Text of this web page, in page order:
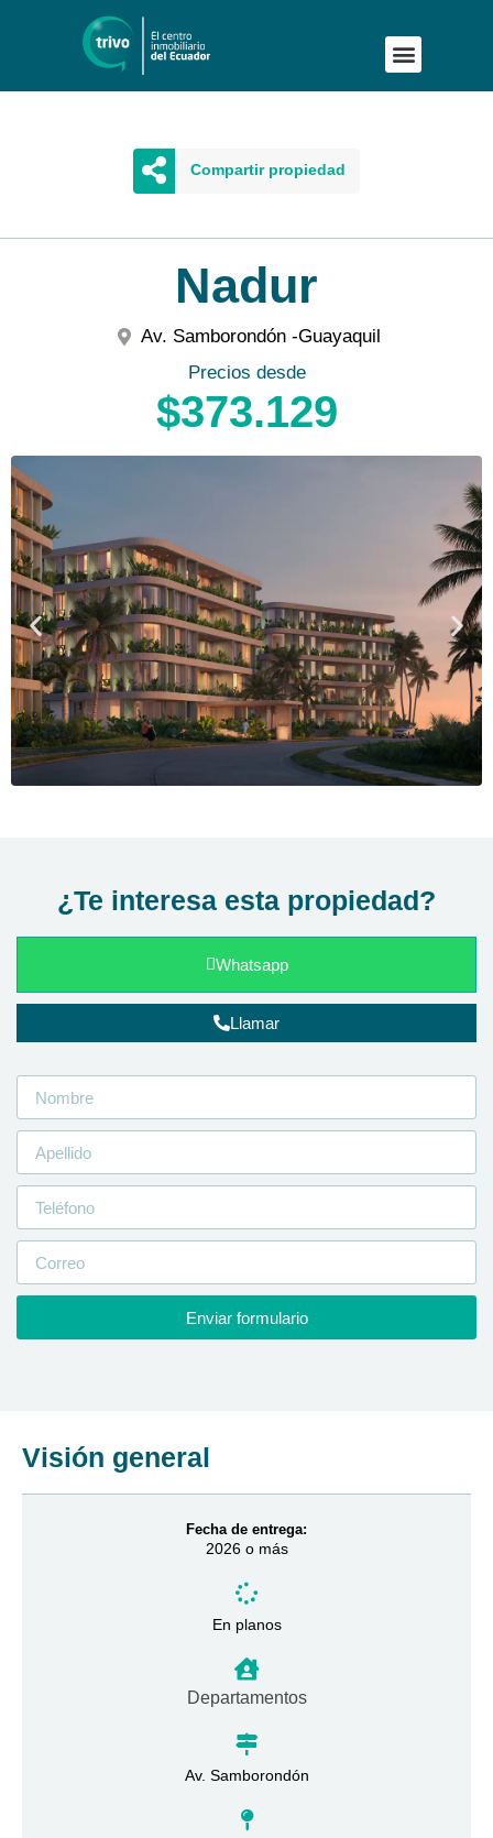
Compartir propiedad
Nadur
Av. Samborondón -Guayaquil
Precios desde
$373.129
Visión general
Fecha de entrega:
2026 o más
En planos
Departamentos
Av. Samborondón
¿Te interesa esta propiedad?
Whatsapp
Llamar
Enviar formulario